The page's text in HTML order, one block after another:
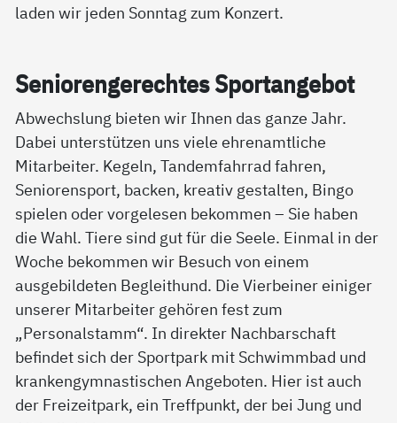
laden wir jeden Sonntag zum Konzert.
Se­nio­ren­ge­rech­tes Sport­an­ge­bot
Abwechslung bieten wir Ihnen das ganze Jahr.
Dabei unterstützen uns viele ehrenamtliche
Mitarbeiter. Kegeln, Tandemfahrrad fahren,
Seniorensport, backen, kreativ gestalten, Bingo
spielen oder vorgelesen bekommen – Sie haben
die Wahl. Tiere sind gut für die Seele. Einmal in der
Woche bekommen wir Besuch von einem
ausgebildeten Begleithund. Die Vierbeiner einiger
unserer Mitarbeiter gehören fest zum
„Personalstamm“. In direkter Nachbarschaft
befindet sich der Sportpark mit Schwimmbad und
krankengymnastischen Angeboten. Hier ist auch
der Freizeitpark, ein Treffpunkt, der bei Jung und